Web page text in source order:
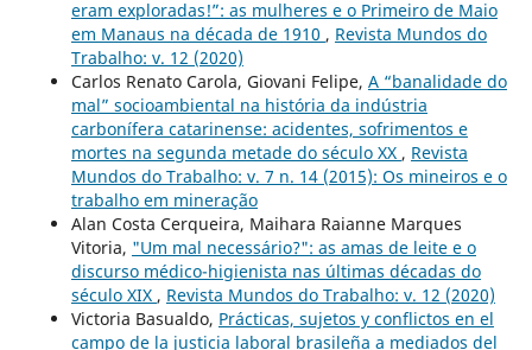
eram exploradas!”: as mulheres e o Primeiro de Maio
em Manaus na década de 1910 , Revista Mundos do
Trabalho: v. 12 (2020)
Carlos Renato Carola, Giovani Felipe, A “banalidade do
mal” socioambiental na história da indústria
carbonífera catarinense: acidentes, sofrimentos e
mortes na segunda metade do século XX , Revista
Mundos do Trabalho: v. 7 n. 14 (2015): Os mineiros e o
trabalho em mineração
Alan Costa Cerqueira, Maihara Raianne Marques
Vitoria, "Um mal necessário?": as amas de leite e o
discurso médico-higienista nas últimas décadas do
século XIX , Revista Mundos do Trabalho: v. 12 (2020)
Victoria Basualdo, Prácticas, sujetos y conflictos en el
campo de la justicia laboral brasileña a mediados del